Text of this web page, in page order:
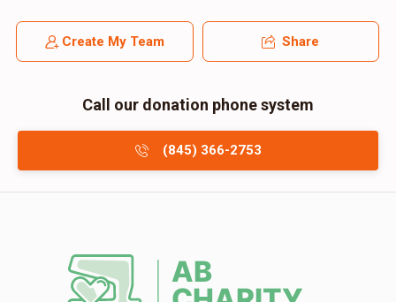
Create My Team Share
Call our donation phone system
(845) 366-2753